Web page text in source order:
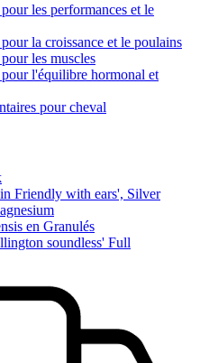
les performances et le
la croissance et le poulains
les muscles
l'équilibre hormonal et
pour cheval
Friendly with ears', Silver
en Granulés
soundless' Full